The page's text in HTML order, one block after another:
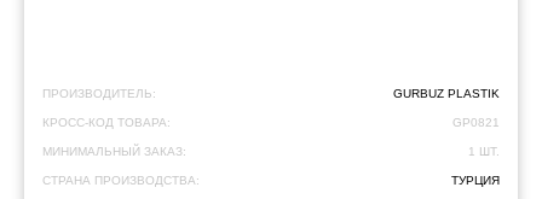
ПРОИЗВОДИТЕЛЬ: GURBUZ PLASTIK
КРОСС-КОД ТОВАРА: GP0821
МИНИМАЛЬНЫЙ ЗАКАЗ: 1 ШТ.
СТРАНА ПРОИЗВОДСТВА: ТУРЦИЯ